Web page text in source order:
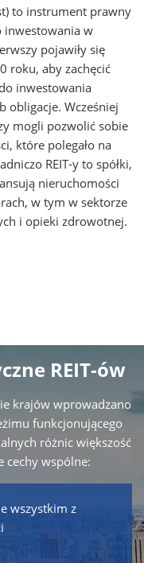
to instrument prawny
inwestowania w
pojawiły się
roku, aby zachęcić
inwestowania
obligacje. Wcześniej
mogli pozwolić sobie
które polegało na
REIT-y to spółki,
nieruchomości
w tym w sektorze
i opieki zdrowotnej.
REIT-ów
krajów wprowadzano
funkcjonującego
różnic większość
cechy wspólne:
wszystkim z